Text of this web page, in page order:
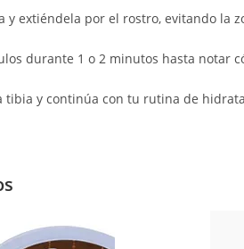
y extiéndela por el rostro, evitando la
durante 1 o 2 minutos hasta notar
tibia y continúa con tu rutina de